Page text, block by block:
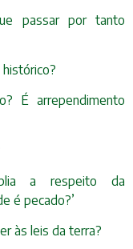
passar por tanto
histórico?
É arrependimento
a respeito da
é pecado?’
às leis da terra?